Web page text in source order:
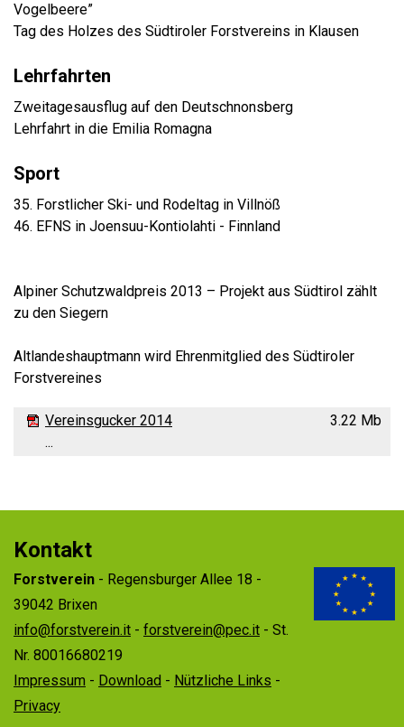
Vogelbeere”
Tag des Holzes des Südtiroler Forstvereins in Klausen
Lehrfahrten
Zweitagesausflug auf den Deutschnonsberg
Lehrfahrt in die Emilia Romagna
Sport
35. Forstlicher Ski- und Rodeltag in Villnöß
46. EFNS in Joensuu-Kontiolahti - Finnland
Alpiner Schutzwaldpreis 2013 – Projekt aus Südtirol zählt
zu den Siegern
Altlandeshauptmann wird Ehrenmitglied des Südtiroler
Forstvereines
Vereinsgucker 2014
...
3.22 Mb
Kontakt
Forstverein - Regensburger Allee 18 -
39042 Brixen
info@forstverein.it - forstverein@pec.it - St.
Nr. 80016680219
Impressum - Download - Nützliche Links -
Privacy